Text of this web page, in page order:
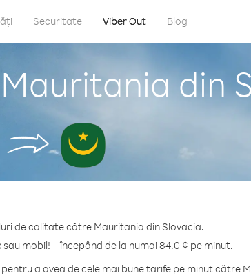
Securitate Viber Out Blog
din
de calitate către Mauritania din Slovacia.
mobil! – începând de la numai 84.0 ¢ pe minut.
a avea de cele mai bune tarife pe minut către